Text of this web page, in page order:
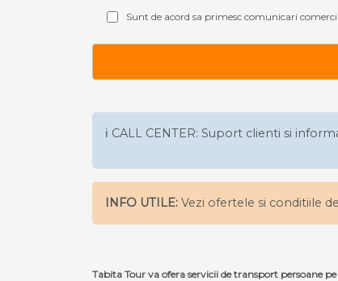
Sunt de acord sa primesc comunicari
ℹ️ CALL CENTER: Suport clienti si
INFO UTILE: Vezi ofertele si conditiile
Tabita Tour va ofera servicii de transport persoane